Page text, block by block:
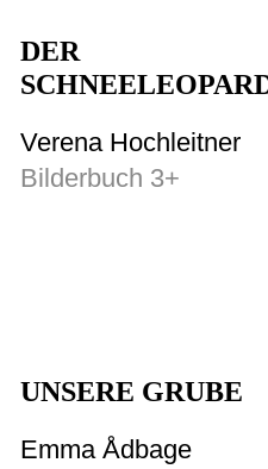
DER
Verena Hochleitner
Bilderbuch 3+
UNSERE GRUBE
Emma Ådbage